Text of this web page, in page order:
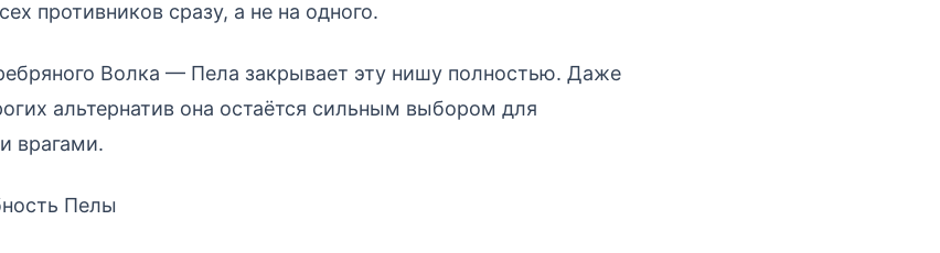
противников сразу, а не на одного.
Волка — Пела закрывает эту нишу полностью. Даже
альтернатив она остаётся сильным выбором для
врагами.
Пелы